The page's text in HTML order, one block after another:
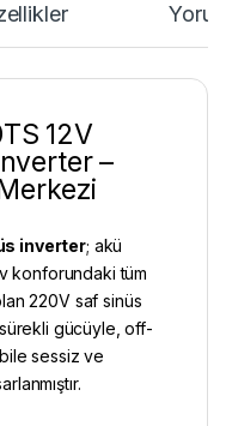
12V
–
inverter; akü
konforundaki tüm
220V saf sinüs
gücüyle, off-
sessiz ve